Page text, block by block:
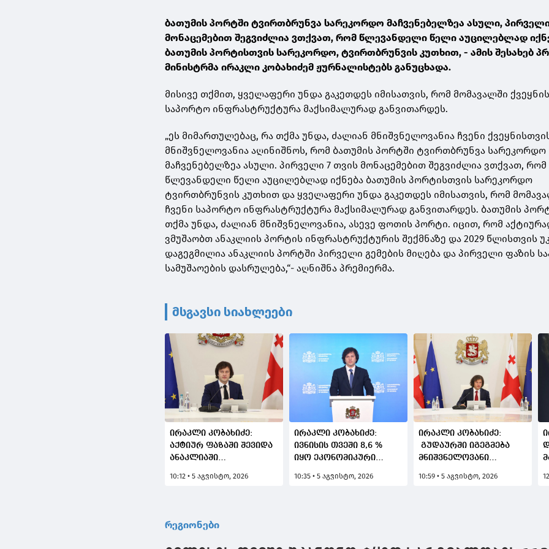
ბათუმის პორტში ტვირთბრუნვა სარეკორდო მაჩვენებელზეა ასული,
მონაცემებით შეგვიძლია ვთქვათ, რომ წლევანდელი წელი აუცილებლად
ბათუმის პორტისთვის სარეკორდო, ტვირთბრუნვის კუთხით, - ამის შესახებ
მინისტრმა ირაკლი კობახიძემ ჟურნალისტებს განუცხადა.
მისივე თქმით, ყველაფერი უნდა გაკეთდეს იმისათვის, რომ მომავალში ქვეყნის
საპორტო ინფრასტრუქტურა მაქსიმალურად განვითარდეს.
„ეს მიმართულებაც, რა თქმა უნდა, ძალიან მნიშვნელოვანია ჩვენი
მნიშვნელოვანია აღინიშნოს, რომ ბათუმის პორტში ტვირთბრუნვა სარეკორდო
მაჩვენებელზეა ასული. პირველი 7 თვის მონაცემებით შეგვიძლია ვთქვათ, რომ
წლევანდელი წელი აუცილებლად იქნება ბათუმის პორტისთვის სარეკორდო
ტვირთბრუნვის კუთხით და ყველაფერი უნდა გაკეთდეს იმისათვის, რომ
ჩვენი საპორტო ინფრასტრუქტურა მაქსიმალურად განვითარდეს. ბათუმის
თქმა უნდა, ძალიან მნიშვნელოვანია, ასევე ფოთის პორტი. იცით, რომ
ვმუშაობთ ანაკლიის პორტის ინფრასტრუქტურის შექმნაზე და 2029 წლისთვის
დაგეგმილია ანაკლიის პორტში პირველი გემების მიღება და პირველი ფაზის
სამუშაოების დასრულება,“- აღნიშნა პრემიერმა.
მსგავსი სიახლეები
ირაკლი კობახიძე:
აქტიურ ფაზაში შევიდა
ანაკლიაში
პორტის სამუშაოები -
მიიღოს
ღრმაწყლოვანმა
10:12 • 5 აგვისტო, 2026
ირაკლი კობახიძე:
ივნისის თვეში 8,6 %
იყო ეკონომიკური
მაჩვენებელმა შეადგინა
10:35 • 5 აგვისტო, 2026
ირაკლი კობახიძე:
გუდაურში იგეგმება
მნიშვნელოვანი
განხორციელება,
10:59 • 5 აგვისტო, 2026
რეგიონები